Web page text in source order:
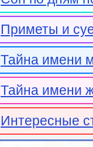
Приметы и
Тайна имени
Тайна имени
Интересные